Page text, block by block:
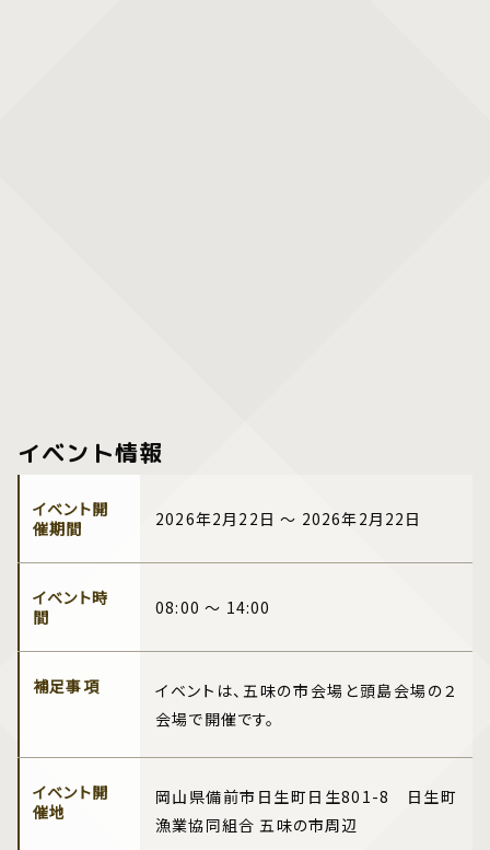
イベント情報
イベント開
催期間
2026年2月22日 ～ 2026年2月22日
イベント時
間
08:00 ～ 14:00
補足事項
イベントは、五味の市会場と頭島会場の２
会場で開催です。
イベント開
催地
岡山県備前市日生町日生801-8 日生町
漁業協同組合 五味の市周辺